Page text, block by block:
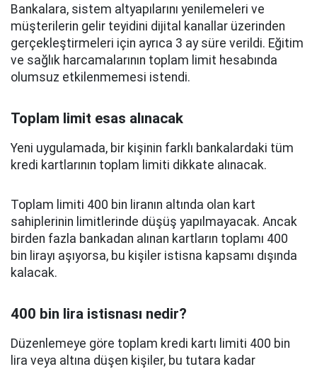
Bankalara, sistem altyapılarını yenilemeleri ve
müşterilerin gelir teyidini dijital kanallar üzerinden
gerçekleştirmeleri için ayrıca 3 ay süre verildi. Eğitim
ve sağlık harcamalarının toplam limit hesabında
olumsuz etkilenmemesi istendi.
Toplam limit esas alınacak
Yeni uygulamada, bir kişinin farklı bankalardaki tüm
kredi kartlarının toplam limiti dikkate alınacak.
Toplam limiti 400 bin liranın altında olan kart
sahiplerinin limitlerinde düşüş yapılmayacak. Ancak
birden fazla bankadan alınan kartların toplamı 400
bin lirayı aşıyorsa, bu kişiler istisna kapsamı dışında
kalacak.
400 bin lira istisnası nedir?
Düzenlemeye göre toplam kredi kartı limiti 400 bin
lira veya altına düşen kişiler, bu tutara kadar